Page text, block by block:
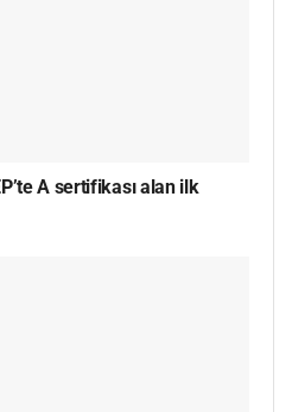
A sertifikası alan ilk